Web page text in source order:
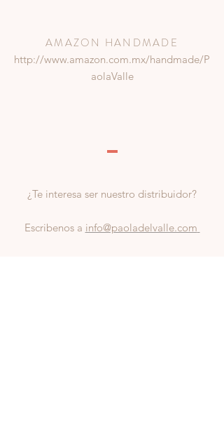
AMAZON HANDMADE
http://www.amazon.com.mx/handmade/P
aolaValle
¿Te interesa ser nuestro distribuidor?
Escribenos a info@paoladelvalle.com